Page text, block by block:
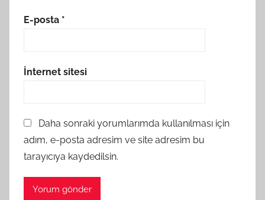
E-posta *
İnternet sitesi
Daha sonraki yorumlarımda kullanılması için
adım, e-posta adresim ve site adresim bu
tarayıcıya kaydedilsin.